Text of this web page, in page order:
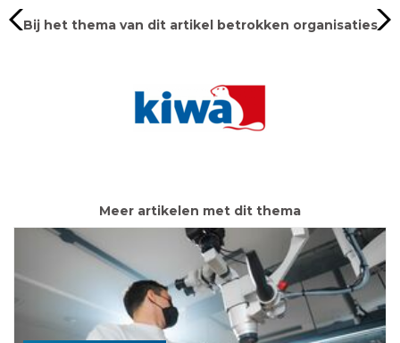
Bij het thema van dit artikel betrokken organisaties
Meer artikelen met dit thema